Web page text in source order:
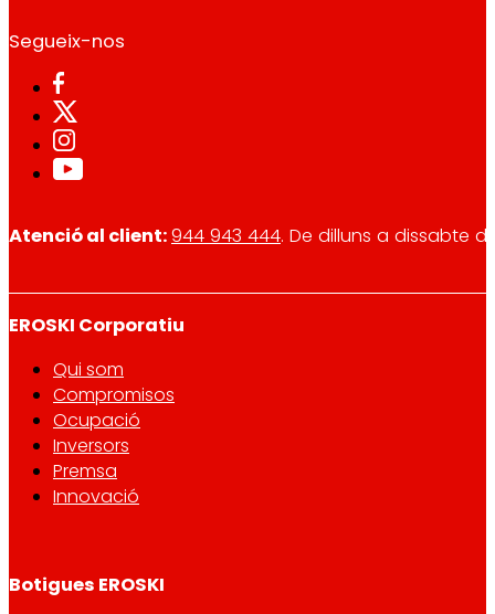
Segueix-nos
Atenció al client:944 943 444. De dilluns a dissabte
EROSKI Corporatiu
Qui som
Compromisos
Ocupació
Inversors
Premsa
Innovació
Botigues EROSKI